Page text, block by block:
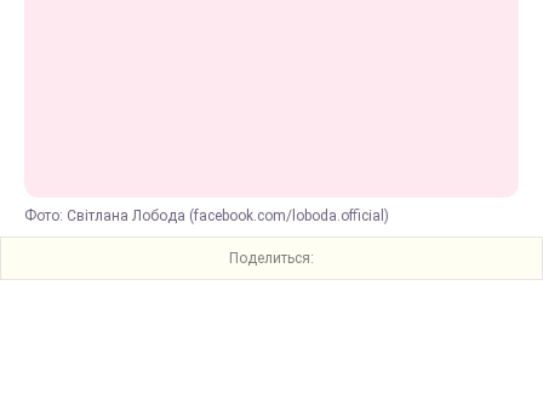
Фото: Світлана Лобода (facebook.com/loboda.official)
Поделиться: